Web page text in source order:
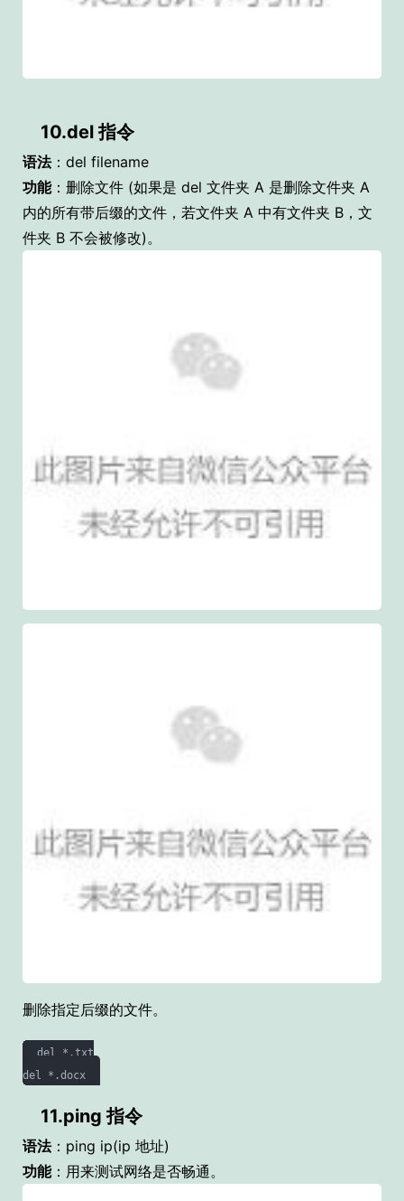
10.del 指令
语法：del filename
功能：删除文件 (如果是 del 文件夹 A 是删除文件夹 A
内的所有带后缀的文件，若文件夹 A 中有文件夹 B，文
件夹 B 不会被修改)。
删除指定后缀的文件。
del *.txt
11.ping 指令
语法：ping ip(ip 地址)
功能：用来测试网络是否畅通。